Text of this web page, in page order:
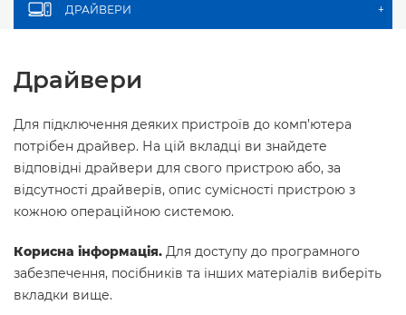
ДРАЙВЕРИ +
Драйвери
Для підключення деяких пристроїв до комп’ютера
потрібен драйвер. На цій вкладці ви знайдете
відповідні драйвери для свого пристрою або, за
відсутності драйверів, опис сумісності пристрою з
кожною операційною системою.
Корисна інформація. Для доступу до програмного
забезпечення, посібників та інших матеріалів виберіть
вкладки вище.